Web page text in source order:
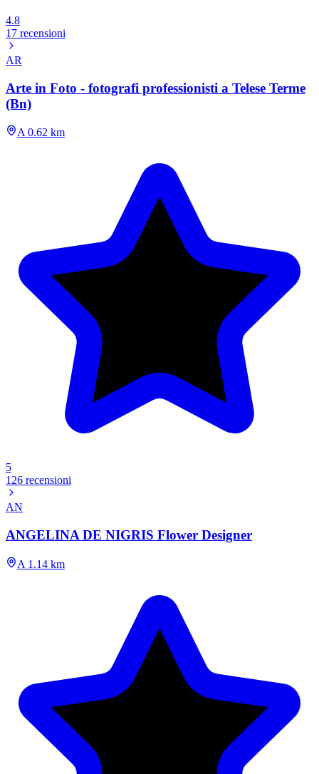
4.8
17 recensioni
AR
Arte in Foto - fotografi professionisti a Telese Terme
(Bn)
A 0.62 km
5
126 recensioni
AN
ANGELINA DE NIGRIS Flower Designer
A 1.14 km